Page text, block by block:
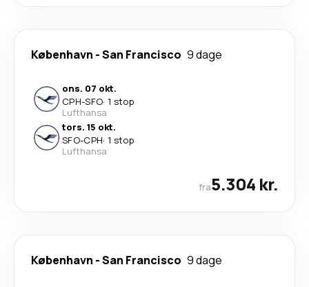
København -San Francisco 9 dage
ons. 07 okt.
CPH-SFO· 1 stop
Lufthansa
tors. 15 okt.
SFO-CPH· 1 stop
Lufthansa
fra5.304 kr.
København -San Francisco 9 dage